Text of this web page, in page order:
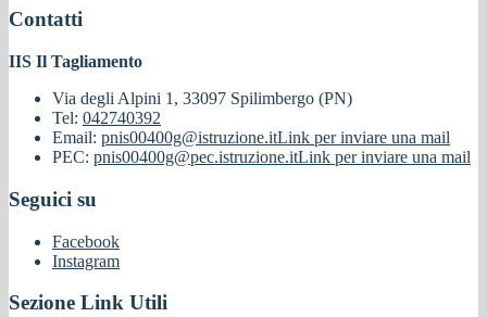
Contatti
IIS Il Tagliamento
Via degli Alpini 1, 33097 Spilimbergo (PN)
Tel: 042740392
Email: pnis00400g@istruzione.itLink per inviare una mail
PEC: pnis00400g@pec.istruzione.itLink per inviare una mail
Seguici su
Facebook
Instagram
Sezione Link Utili